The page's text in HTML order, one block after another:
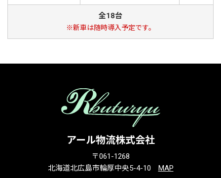
全18台
※新車は随時導入予定です。
アール物流株式会社
〒061-1268
北海道北広島市輪厚中央5-4-10 MAP